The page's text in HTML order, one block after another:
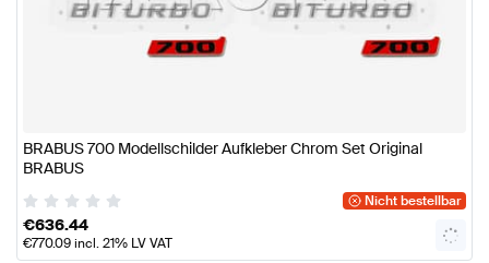
BRABUS 700 Modellschilder Aufkleber Chrom Set Original
BRABUS
Nicht bestellbar
€636.44
€770.09incl. 21% LV VAT